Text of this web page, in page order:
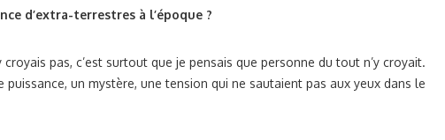
d’extra-terrestres à l’époque ?
croyais pas, c’est surtout que je pensais que personne du tout n’y croyait.
puissance, un mystère, une tension qui ne sautaient pas aux yeux dans le